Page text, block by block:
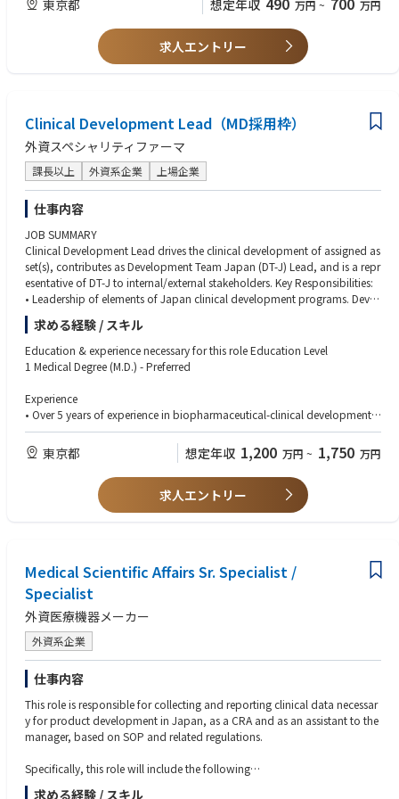
Study Setupチームと連携したデータベース・関連文書準備
② プロジェクト管理（進行・品質）
問題発生時のエスカレーション対応・調整
③ クライアント対応・社内外連携
プロジェクト期間を通じたクライアント窓口としての対応
医療機関・社内・ベンダー等との連携・調整
必要に応じた顧客会議のリード・参加
入札やソリューション提案などビジネス獲得支援
④ チームマネジメント
チームの業務管理、アサイン・指示出し
メンバー育成・評価・パフォーマンス管理
トレーニング実施および専門性向上の支援
⑤ 改善・レポーティング
業務改善の推進（プロセス改善・標準化など）
生産性・品質指標の管理および報告
進捗・成果報告
【キャリアパス】
Line Management
Operational Client Lead (Portfolio Lead)
東京都 想定年収 万円 ~ 万円
求人エントリー
Clinical Development Lead（MD採用枠）
外資スペシャリティファーマ
課長以上 外資系企業 上場企業
仕事内容
JOB SUMMARY
Clinical Development Lead drives the clinical development of assigned as
set(s), contributes as Development Team Japan (DT-J) Lead, and is a repr
esentative of DT-J to internal/external stakeholders. Key Responsibilities:
• Leadership of elements of Japan clinical development programs. Devel
opment and execution of Clinical Development Plan (CDP) in collaborati
on with Global Asset Team or relevant Global functions
• Accountabilities as a country level for strategic design and delivery of C
DP for assigned asset(s) in line with the target product profiles (TPP) and
access considerations
• Optimization of studies / programs for complexity, schedule, cost, qua
lity
nted
• Incorporation of clinical / medical science insights into the clinical devel
opment strategy, plans and study designs
key documents (e.g., trial protocols, Investigator’s Brochures, CSRs, regul
• Support market access, commercialization, and maintenance of produ
ct licenses for assigned asset(s)
Major Accountabilities:
• Collaboration: Maintain excellent working relationships within teams an
d internal stakeholders (e.g., Medical Affairs, Commercial, Pharmacovigil
ance) to meet objectives. Well contributed and engaged global Asset Tea
m and relevant global functions
• Strategy: Provide Japan input and contribute to the development and r
evisions of CDPs, ensuring alignment with TPP
• Regulatory Submissions: Contribute to clinical components of regulato
ry submissions in Japan including development of briefing book and an
swers for questions from HA, ensuring timely delivery
• External Collaboration: As the medical / scientific expert, develop and
manage a network of Japan external stakeholders (e.g., regulatory autho
求める経験 / スキル
Education & experience necessary for this role Education Level
1 Medical Degree (M.D.) - Preferred
Experience
• Over 5 years of experience in biopharmaceutical-clinical development is
required, including experience of strategic design of global clinical progr
ams, oversight of the planning and simultaneous delivery of multiple clin
ical studies, attendance at meetings with regulatory authorities and appli
cable external stakeholders and clinical contribution to regulatory submi
ssions and life cycle management.
• Preferably has previously led a part or an entire clinical program
東京都 想定年収 1,200 万円 ~ 1,750 万円
求人エントリー
Medical Scientific Affairs Sr. Specialist /
Specialist
外資医療機器メーカー
外資系企業
仕事内容
This role is responsible for collecting and reporting clinical data necessar
y for product development in Japan, as a CRA and as an assistant to the
manager, based on SOP and related regulations.
Specifically, this role will include the following
求める経験 / スキル